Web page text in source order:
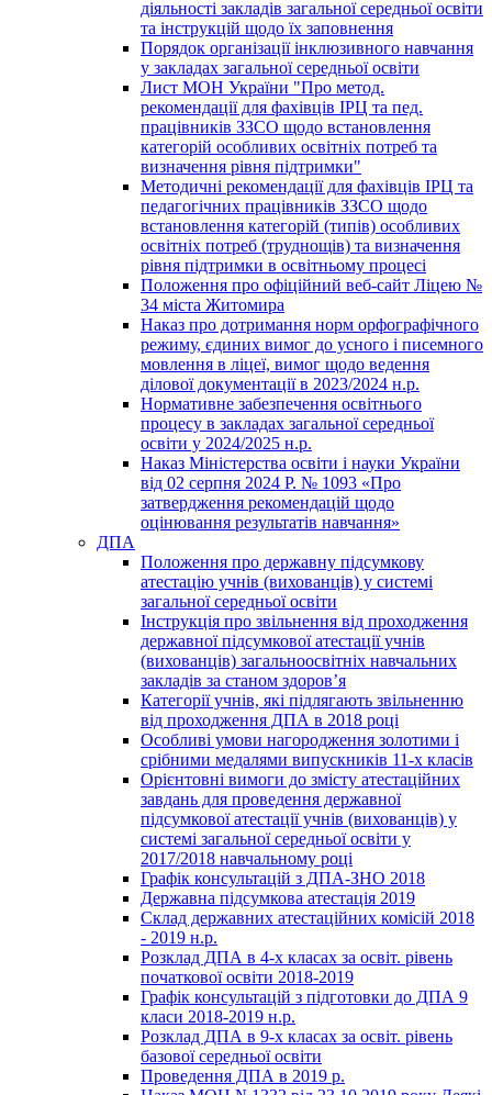
діяльності закладів загальної середньої освіти
та інструкцій щодо їх заповнення
Порядок організації інклюзивного навчання
у закладах загальної середньої освіти
Лист МОН України "Про метод.
рекомендації для фахівців ІРЦ та пед.
працівників ЗЗСО щодо встановлення
категорій особливих освітніх потреб та
визначення рівня підтримки"
Методичні рекомендації для фахівців ІРЦ та
педагогічних працівників ЗЗСО щодо
встановлення категорій (типів) особливих
освітніх потреб (труднощів) та визначення
рівня підтримки в освітньому процесі
Положення про офіційний веб-сайт Ліцею №
34 міста Житомира
Наказ про дотримання норм орфографічного
режиму, єдиних вимог до усного і писемного
мовлення в ліцеї, вимог щодо ведення
ділової документації в 2023/2024 н.р.
Нормативне забезпечення освітнього
процесу в закладах загальної середньої
освіти у 2024/2025 н.р.
Наказ Міністерства освіти і науки України
від 02 серпня 2024 Р. № 1093 «Про
затвердження рекомендацій щодо
оцінювання результатів навчання»
ДПА
Положення про державну підсумкову
атестацію учнів (вихованців) у системі
загальної середньої освіти
Інструкція про звільнення від проходження
державної підсумкової атестації учнів
(вихованців) загальноосвітніх навчальних
закладів за станом здоров’я
Категорії учнів, які підлягають звільненню
від проходження ДПА в 2018 році
Особливі умови нагородження золотими і
срібними медалями випускників 11-х класів
Орієнтовні вимоги до змісту атестаційних
завдань для проведення державної
підсумкової атестації учнів (вихованців) у
системі загальної середньої освіти у
2017/2018 навчальному році
Графік консультацій з ДПА-ЗНО 2018
Державна підсумкова атестація 2019
Склад державних атестаційних комісій 2018
- 2019 н.р.
Розклад ДПА в 4-х класах за освіт. рівень
початкової освіти 2018-2019
Графік консультацій з підготовки до ДПА 9
класи 2018-2019 н.р.
Розклад ДПА в 9-х класах за освіт. рівень
базової середньої освіти
Проведення ДПА в 2019 р.